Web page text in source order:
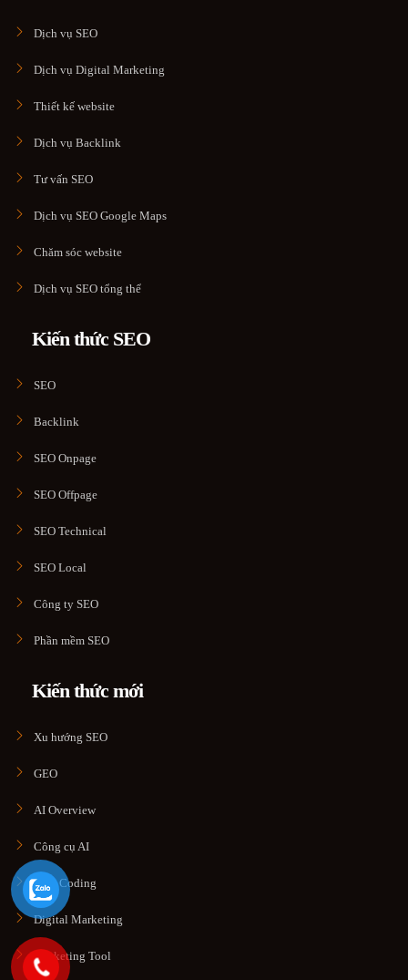
Dịch vụ SEO
Dịch vụ Digital Marketing
Thiết kế website
Dịch vụ Backlink
Tư vấn SEO
Dịch vụ SEO Google Maps
Chăm sóc website
Dịch vụ SEO tổng thể
Kiến thức SEO
SEO
Backlink
SEO Onpage
SEO Offpage
SEO Technical
SEO Local
Công ty SEO
Phần mềm SEO
Kiến thức mới
Xu hướng SEO
GEO
AI Overview
Công cụ AI
Vibe Coding
Digital Marketing
Marketing Tool